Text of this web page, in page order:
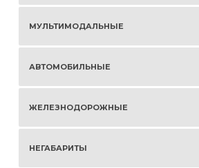
МУЛЬТИМОДАЛЬНЫЕ
АВТОМОБИЛЬНЫЕ
ЖЕЛЕЗНОДОРОЖНЫЕ
НЕГАБАРИТЫ